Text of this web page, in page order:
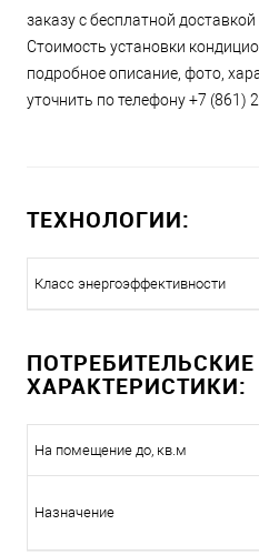
заказу с бесплатной
Стоимость установки
подробное описание, фото,
уточнить по телефону +7 (861)
ТЕХНОЛОГИИ:
Класс энергоэффективности
ПОТРЕБИТЕЛЬСКИЕ
ХАРАКТЕРИСТИКИ:
На помещение до, кв.м
Назначение